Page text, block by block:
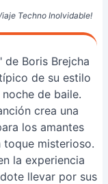
Techno Inolvidable!
de Boris Brejcha
de su estilo
de baile.
crea una
los amantes
misterioso.
la experiencia
llevar por sus